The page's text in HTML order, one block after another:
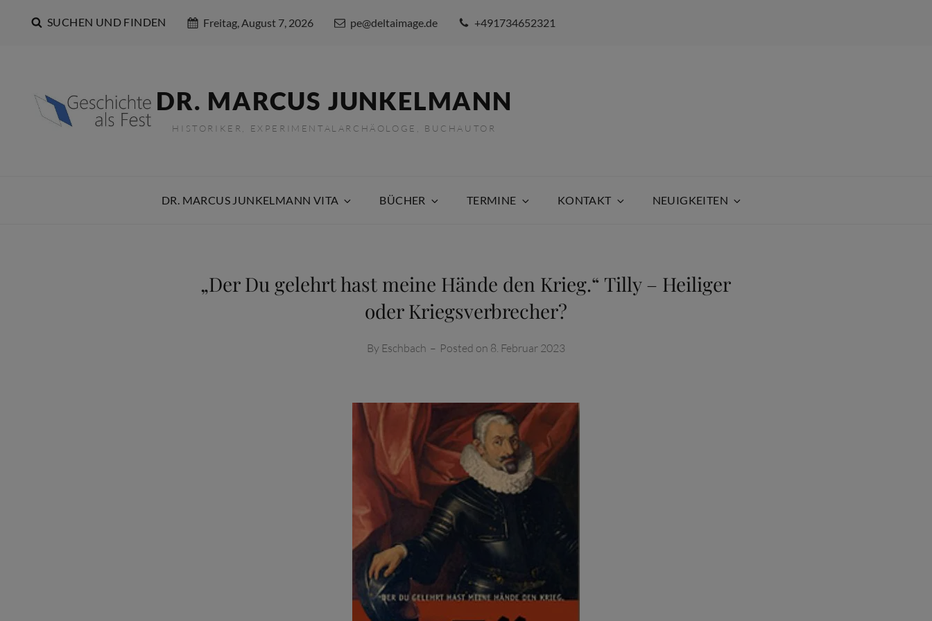
SUCHEN UND FINDEN Freitag, August 7, 2026 pe@deltaimage.de +491734652321
DR. MARCUS JUNKELMANN
HISTORIKER, EXPERIMENTALARCHÄOLOGE, BUCHAUTOR
DR. MARCUS JUNKELMANN VITA BÜCHER TERMINE KONTAKT NEUIGKEITEN
„Der Du gelehrt hast meine Hände den Krieg.“ Tilly – Heiliger
oder Kriegsverbrecher?
By Eschbach – Posted on 8. Februar 2023